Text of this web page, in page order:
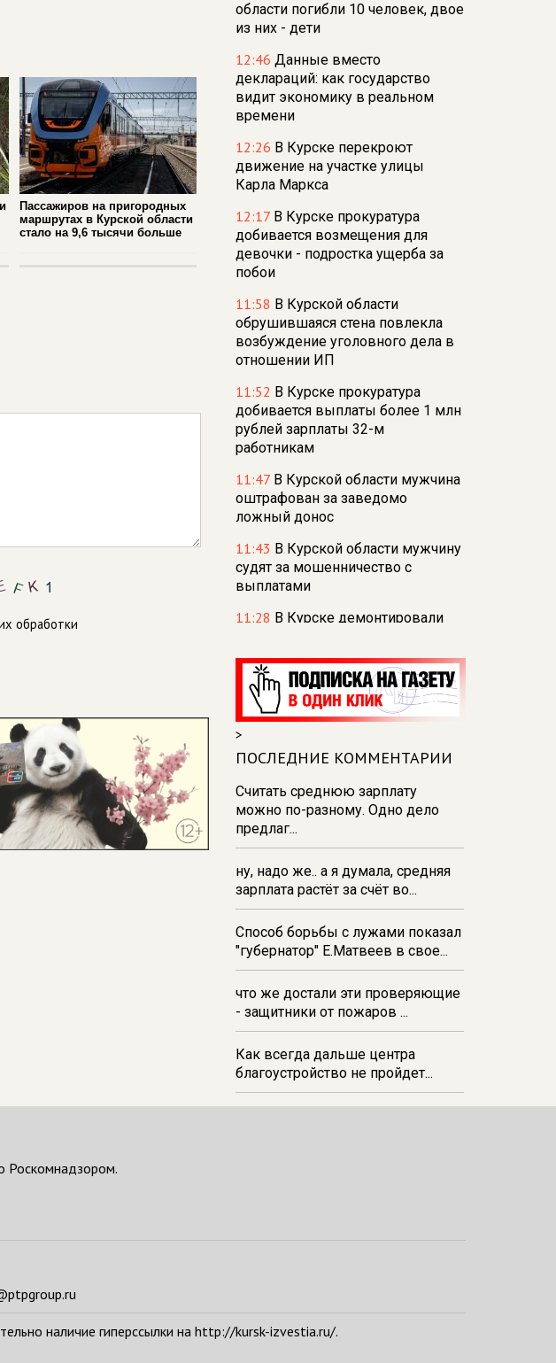
Пассажиров на пригородных
маршрутах в Курской области
стало на 9,6 тысячи больше
обработки
области погибли 10 человек, двое
из них - дети
12:46 Данные вместо
деклараций: как государство
видит экономику в реальном
времени
12:26 В Курске перекроют
движение на участке улицы
Карла Маркса
12:17 В Курске прокуратура
добивается возмещения для
девочки - подростка ущерба за
побои
11:58 В Курской области
обрушившаяся стена повлекла
возбуждение уголовного дела в
отношении ИП
11:52 В Курске прокуратура
добивается выплаты более 1 млн
рублей зарплаты 32-м
работникам
11:47 В Курской области мужчина
оштрафован за заведомо
ложный донос
11:43 В Курской области мужчину
судят за мошенничество с
выплатами
11:28 В Курске демонтировали
реке Тускарь и Стрелецком озере
11:27В парке Пионеров в Курске
отпразднуют День
физкультурника
11:26В Курске в парке «Патриот»
погибших в августе 2024 года
10:53Курянка отвезла
мошенникам драгоценностей и
миллионов рублей
10:42В Курской области
Россельхознадзор выявил 55
новых очагов опасных сорняков
и вредителей
>
ПОСЛЕДНИЕ КОММЕНТАРИИ
Считать среднюю зарплату
можно по-разному. Одно дело
предлаг...
ну, надо же.. а я думала, средняя
зарплата растёт за счёт во...
Способ борьбы с лужами показал
"губернатор" Е.Матвеев в свое...
что же достали эти проверяющие
- защитники от пожаров ...
Как всегда дальше центра
благоустройство не пройдет...
Роскомнадзором.
наличие гиперссылки на http://kursk-izvestia.ru/.